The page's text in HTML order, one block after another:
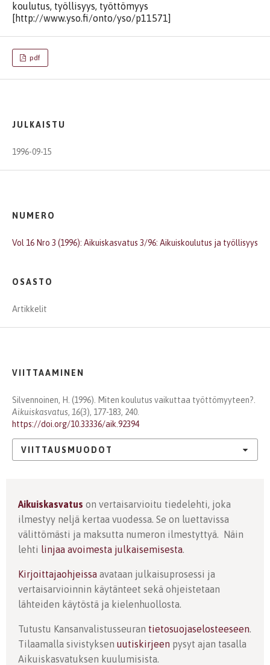
koulutus, työllisyys, työttömyys
[http://www.yso.fi/onto/yso/p11571]
pdf
JULKAISTU
1996-09-15
NUMERO
Vol 16 Nro 3 (1996): Aikuiskasvatus 3/96: Aikuiskoulutus ja työllisyys
OSASTO
Artikkelit
VIITTAAMINEN
Silvennoinen, H. (1996). Miten koulutus vaikuttaa työttömyyteen?.
Aikuiskasvatus, 16(3), 177-183, 240.
https://doi.org/10.33336/aik.92394
VIITTAUSMUODOT
Aikuiskasvatus on vertaisarvioitu tiedelehti, joka
ilmestyy neljä kertaa vuodessa. Se on luettavissa
välittömästi ja maksutta numeron ilmestyttyä. Näin
lehti linjaa avoimesta julkaisemisesta.
Kirjoittajaohjeissa avataan julkaisuprosessi ja
vertaisarvioinnin käytänteet sekä ohjeistetaan
lähteiden käytöstä ja kielenhuollosta.
Tutustu Kansanvalistusseuran tietosuojaselosteeseen.
Tilaamalla sivistyksen uutiskirjeen pysyt ajan tasalla
Aikuiskasvatuksen kuulumisista.